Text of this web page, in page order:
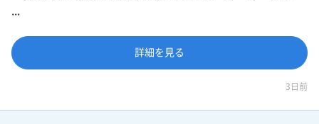
詳細を見る
3日前